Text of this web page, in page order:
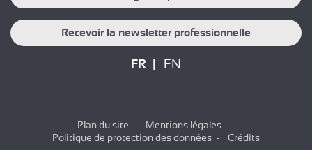
Recevoir la newsletter professionnelle
FR EN
Plan du site
Mentions légales
Politique de protection des données
Crédits